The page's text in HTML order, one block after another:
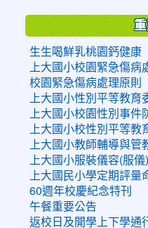
生生喝鮮乳桃園鈣健康
上大國小校園緊急傷病
校園緊急傷病處理原則
上大國小性別平等教育
上大國小校園性別事件
上大國小校性別平等教
上大國小教師輔導與管
上大國小服裝儀容(服儀
上大國民小學定期評
60週年校慶紀念特刊
午餐重要公告
返校日及開學上下學通